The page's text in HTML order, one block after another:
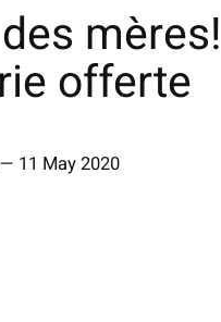
mères!
offerte
11 May 2020